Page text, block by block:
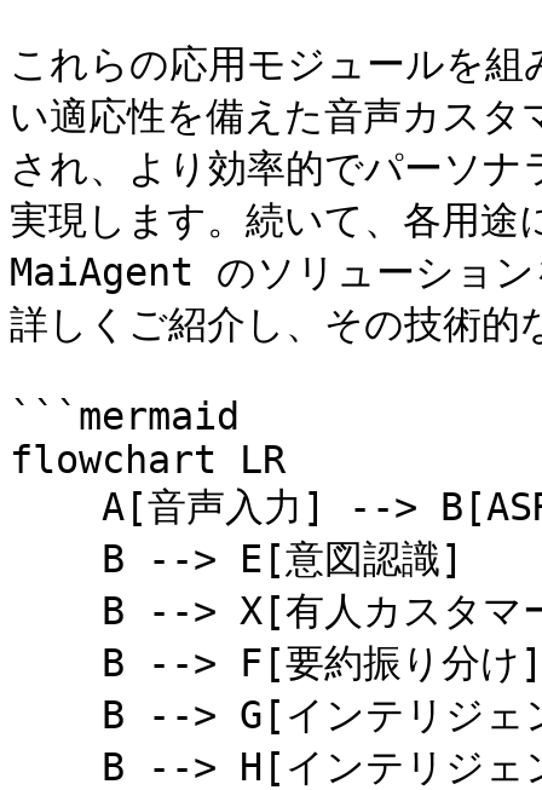
これらの応用モジュールを
い適応性を備えた音声カス
され、より効率的でパーソ
実現します。続いて、各用
MaiAgent のソリューション
詳しくご紹介し、その技術的
```mermaid
flowchart LR